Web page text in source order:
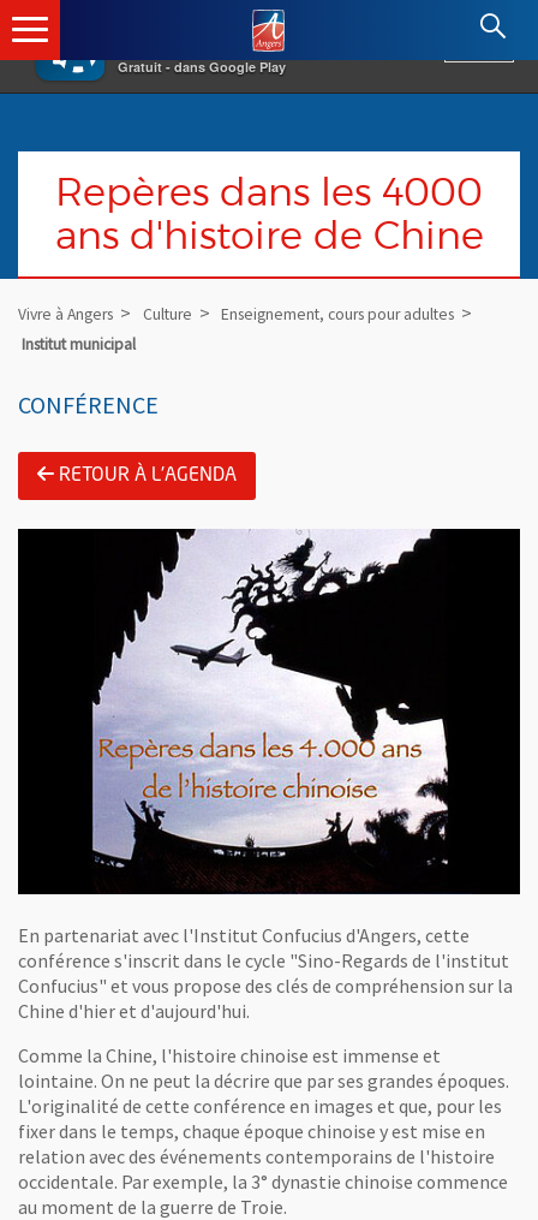
×
Gratuit - dans Google Play
Angers.fr : Retour à l'accueil
Repères dans les 4000
ans d'histoire de Chine
Vivre à Angers Culture
Enseignement, cours pour adultes
Institut municipal
CONFÉRENCE
RETOUR À L'AGENDA
En partenariat avec l'Institut Confucius d'Angers, cette
conférence s'inscrit dans le cycle "Sino-Regards de l'institut
Confucius" et vous propose des clés de compréhension sur la
Chine d'hier et d'aujourd'hui.
Comme la Chine, l'histoire chinoise est immense et
lointaine. On ne peut la décrire que par ses grandes époques.
L'originalité de cette conférence en images et que, pour les
fixer dans le temps, chaque époque chinoise y est mise en
relation avec des événements contemporains de l'histoire
occidentale. Par exemple, la 3° dynastie chinoise commence
au moment de la guerre de Troie.